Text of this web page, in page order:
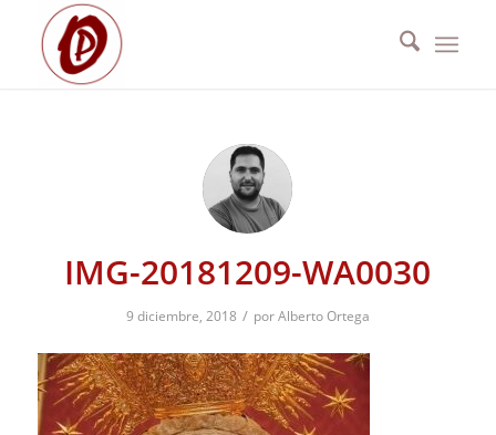
IMG-20181209-WA0030
9 diciembre, 2018 / porAlberto Ortega